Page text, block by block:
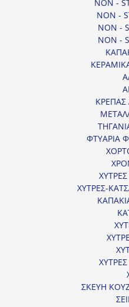
NON -
NON -
NON -
NON -
ΚΡΕΠΑΣ
ΦΤΥΑΡΙΑ
ΧΥΤΡΕΣ-
ΣΚΕΥΗ